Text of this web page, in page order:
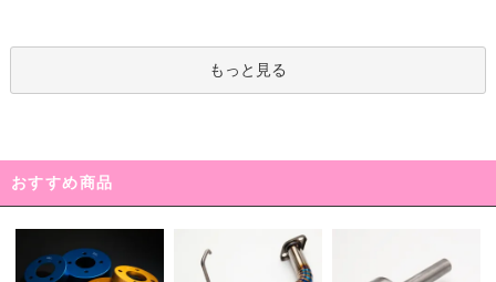
もっと見る
おすすめ商品